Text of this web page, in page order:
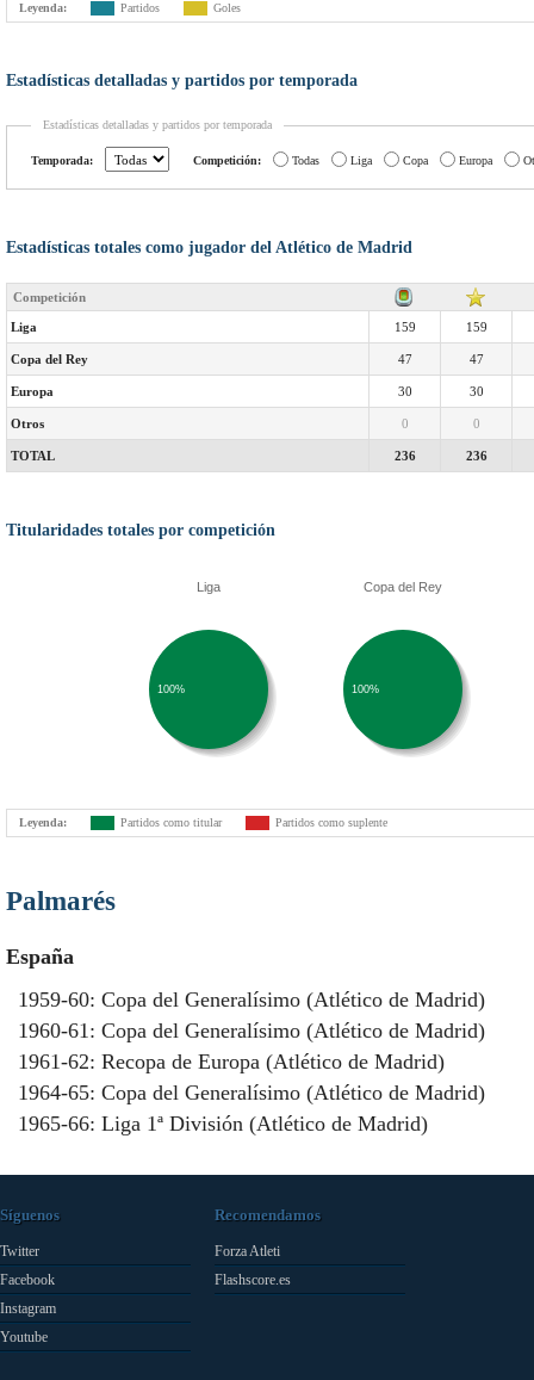
Leyenda: Partidos Goles
Estadísticas detalladas y partidos por temporada
Estadísticas detalladas y partidos por temporada
Temporada: Competición: Todas Liga Copa Europa
Estadísticas totales como jugador del Atlético de Madrid
Competición
Liga 159 159
Copa del Rey 47 47
Europa 30 30
Otros 0 0
TOTAL 236 236
Titularidades totales por competición
Liga
100%
Copa del Rey
100%
Leyenda: Partidos como titular Partidos como suplente
Palmarés
España
1959-60: Copa del Generalísimo (Atlético de Madrid)
1960-61: Copa del Generalísimo (Atlético de Madrid)
1961-62: Recopa de Europa (Atlético de Madrid)
1964-65: Copa del Generalísimo (Atlético de Madrid)
1965-66: Liga 1ª División (Atlético de Madrid)
Síguenos
Twitter
Facebook
Instagram
Youtube
Recomendamos
Forza Atleti
Flashscore.es